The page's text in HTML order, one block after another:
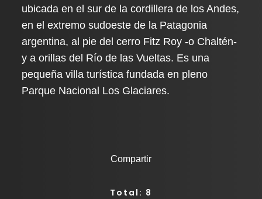
ubicada en el sur de la cordillera de los Andes,
en el extremo sudoeste de la Patagonia
argentina, al pie del cerro Fitz Roy -o Chaltén-
y a orillas del Río de las Vueltas. Es una
pequeña villa turística fundada en pleno
Parque Nacional Los Glaciares.
Compartir
Total: 8